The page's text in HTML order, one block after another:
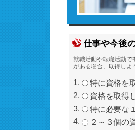
仕事や今後
就職活動や転職活動で
がある場合、取得しよ
特に資格を
資格を取得
特に必要な
２～３個の